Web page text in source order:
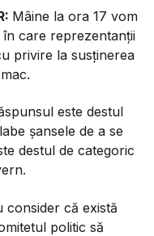
Mâine la ora 17 vom
care reprezentanții
privire la susținerea
este destul
șansele de a se
destul de categoric
consider că există
politic să